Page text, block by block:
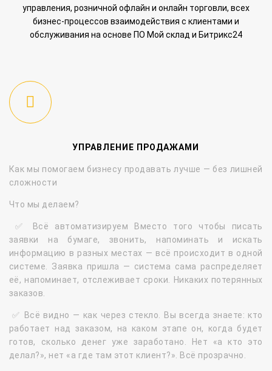
управления, розничной офлайн и онлайн торговли, всех
бизнес-процессов взаимодействия с клиентами и
обслуживания на основе ПО Мой склад и Битрикс24
УПРАВЛЕНИЕ ПРОДАЖАМИ
Как мы помогаем бизнесу продавать лучше — без лишней
сложности
Что мы делаем?
✅ Всё автоматизируем Вместо того чтобы писать
заявки на бумаге, звонить, напоминать и искать
информацию в разных местах — всё происходит в одной
системе. Заявка пришла — система сама распределяет
её, напоминает, отслеживает сроки. Никаких потерянных
заказов.
✅ Всё видно — как через стекло. Вы всегда знаете: кто
работает над заказом, на каком этапе он, когда будет
готов, сколько денег уже заработано. Нет «а кто это
делал?», нет «а где там этот клиент?». Всё прозрачно.